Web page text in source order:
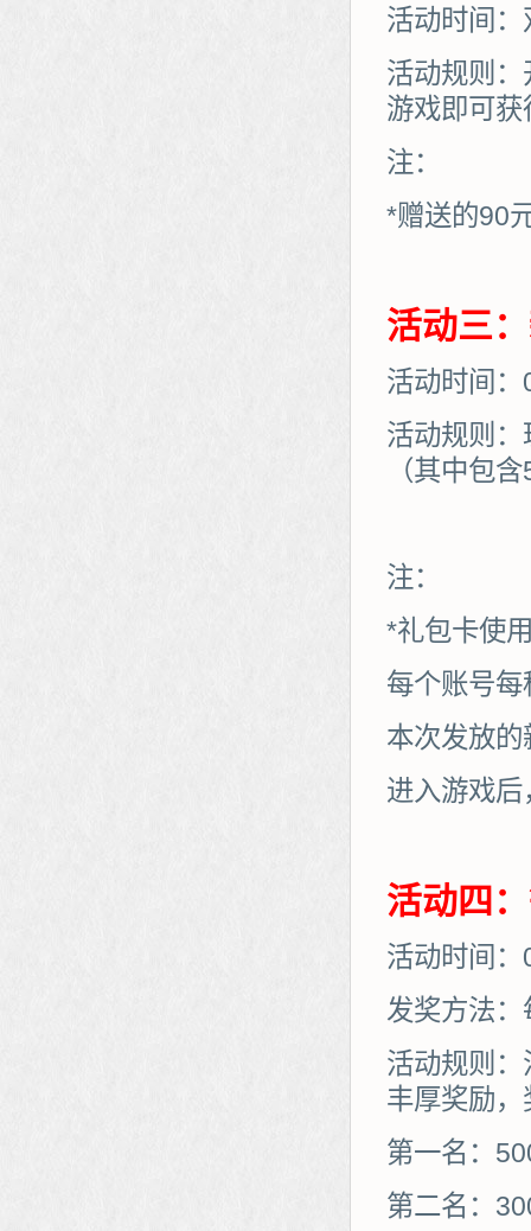
活动时间
活动规则
游戏即可
注：
*赠送的90
活动三
活动时间
活动规则
（其中包
注：
*礼包卡使
每个账号
本次发放
进入游戏后
活动四
活动时间
发奖方法：
活动规则
丰厚奖励
第一名：
第二名：